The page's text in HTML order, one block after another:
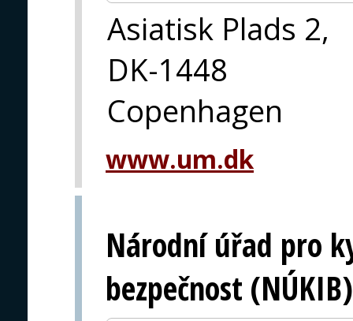
Asiatisk Plads 2,
DK-1448
Copenhagen
www.um.dk
Národní úřad pro
bezpečnost (NÚKIB)